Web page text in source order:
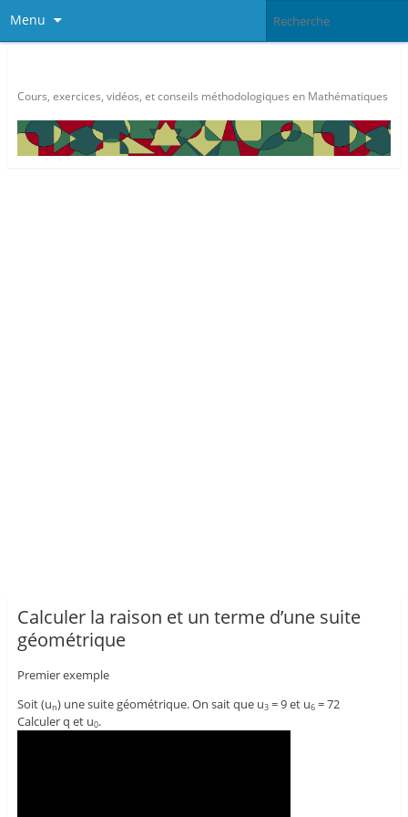
Menu
Cours, exercices, vidéos, et conseils méthodologiques en Mathématiques
Calculer la raison et un terme d’une suite
géométrique
Premier exemple
Soit (un) une suite géométrique. On sait que u3= 9 et u6= 72
Calculer q et u0.